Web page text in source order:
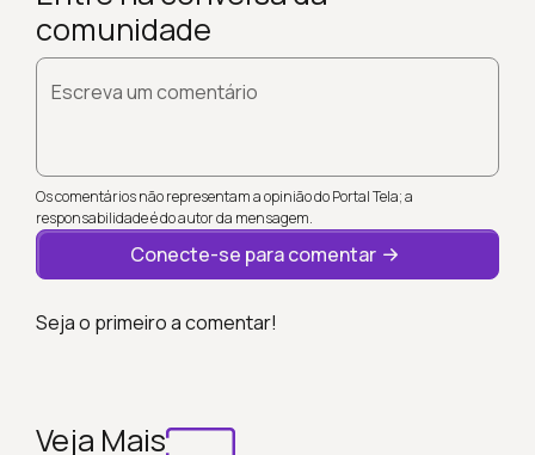
comunidade
Escreva um comentário
Os comentários não representam a opinião do Portal Tela; a
responsabilidade é do autor da mensagem.
Conecte-se para comentar
Seja o primeiro a comentar!
Veja Mais